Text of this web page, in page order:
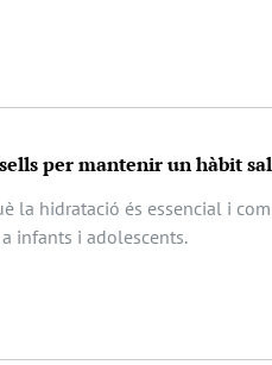
per mantenir un hàbit
la hidratació és essencial i
infants i adolescents.